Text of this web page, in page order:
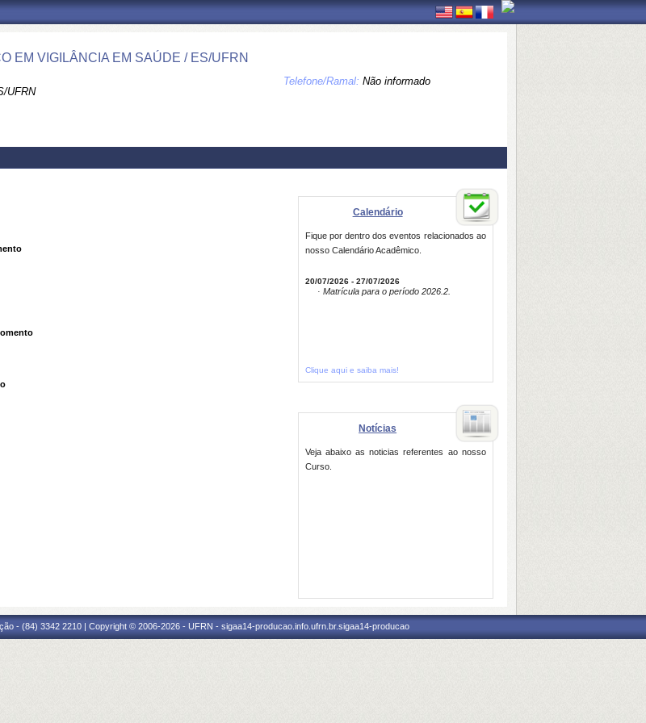
EM VIGILÂNCIA EM SAÚDE / ES/UFRN
UFRN
Telefone/Ramal: Não informado
Calendário
Fique por dentro dos eventos relacionados ao
nosso Calendário Acadêmico.
20/07/2026 - 27/07/2026
· Matrícula para o período 2026.2.
Clique aqui e saiba mais!
Notícias
Veja abaixo as noticias referentes ao nosso
Curso.
- (84) 3342 2210 | Copyright © 2006-2026 - UFRN - sigaa14-producao.info.ufrn.br.sigaa14-producao